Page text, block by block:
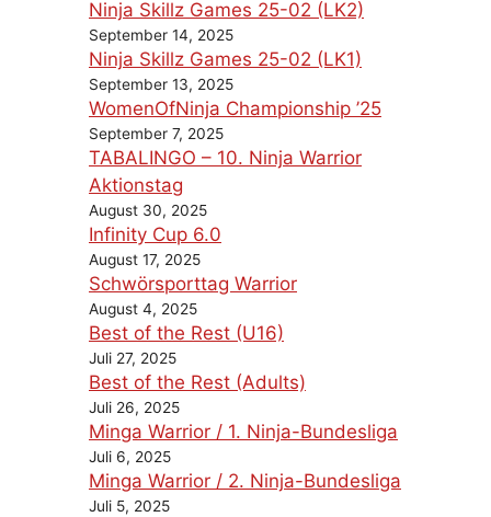
Ninja Skillz Games 25-02 (LK2)
September 14, 2025
Ninja Skillz Games 25-02 (LK1)
September 13, 2025
WomenOfNinja Championship ’25
September 7, 2025
TABALINGO – 10. Ninja Warrior
Aktionstag
August 30, 2025
Infinity Cup 6.0
August 17, 2025
Schwörsporttag Warrior
August 4, 2025
Best of the Rest (U16)
Juli 27, 2025
Best of the Rest (Adults)
Juli 26, 2025
Minga Warrior / 1. Ninja-Bundesliga
Juli 6, 2025
Minga Warrior / 2. Ninja-Bundesliga
Juli 5, 2025